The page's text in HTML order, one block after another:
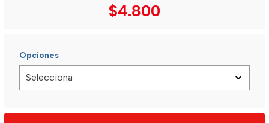
$4.800
Opciones